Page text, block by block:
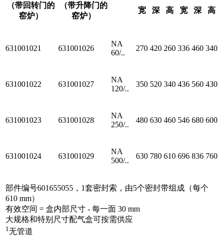
（带回转门的
窑炉）
（带升降门的
窑炉）
宽 深 高 宽 深 高
631001021 631001026
NA
60/..
270 420 260 336 460 340
631001022 631001027
NA
120/..
350 520 340 436 560 430
631001023 631001028
NA
250/..
480 630 460 546 680 600
631001024 631001029
NA
500/..
630 780 610 696 836 760
部件编号601655055，1套密封索，由5个密封带组成（每个
610 mm）
有效空间 = 盒内部尺寸 - 每一面 30 mm
大规格和特别尺寸配气盒可按需供应
1 无管道